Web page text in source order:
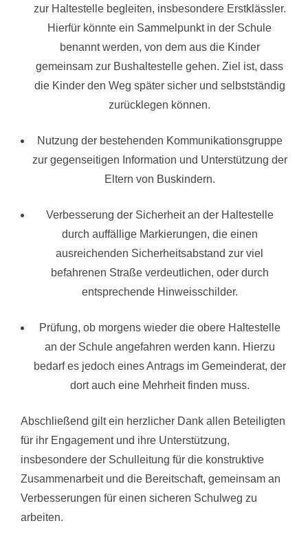
zur Haltestelle begleiten, insbesondere Erstklässler.
Hierfür könnte ein Sammelpunkt in der Schule
benannt werden, von dem aus die Kinder
gemeinsam zur Bushaltestelle gehen. Ziel ist, dass
die Kinder den Weg später sicher und selbstständig
zurücklegen können.
Nutzung der bestehenden Kommunikationsgruppe
zur gegenseitigen Information und Unterstützung der
Eltern von Buskindern.
Verbesserung der Sicherheit an der Haltestelle
durch auffällige Markierungen, die einen
ausreichenden Sicherheitsabstand zur viel
befahrenen Straße verdeutlichen, oder durch
entsprechende Hinweisschilder.
Prüfung, ob morgens wieder die obere Haltestelle
an der Schule angefahren werden kann. Hierzu
bedarf es jedoch eines Antrags im Gemeinderat, der
dort auch eine Mehrheit finden muss.
Abschließend gilt ein herzlicher Dank allen Beteiligten
für ihr Engagement und ihre Unterstützung,
insbesondere der Schulleitung für die konstruktive
Zusammenarbeit und die Bereitschaft, gemeinsam an
Verbesserungen für einen sicheren Schulweg zu
arbeiten.